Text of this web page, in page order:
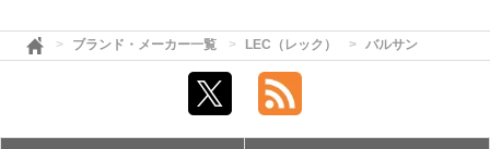
ブランド・メーカー一覧 LEC（レック） バルサン